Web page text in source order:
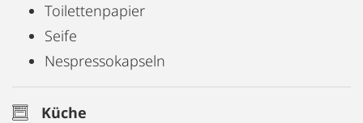
Toilettenpapier
Seife
Nespressokapseln
Küche